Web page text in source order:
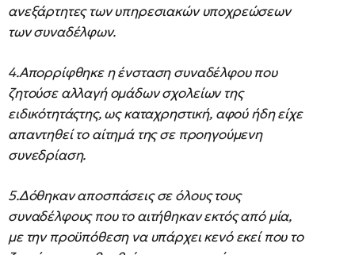
ανεξάρτητες των υπηρεσιακών υποχρεώσεων
των συναδέλφων.
4.Απορρίφθηκε η ένσταση συναδέλφου που
ζητούσε αλλαγή ομάδων σχολείων της
ειδικότητάςτης, ως καταχρηστική, αφού ήδη είχε
απαντηθεί το αίτημά της σε προηγούμενη
συνεδρίαση.
5.Δόθηκαν αποσπάσεις σε όλους τους
συναδέλφους που το αιτήθηκαν εκτός από μία,
με την προϋπόθεση να υπάρχει κενό εκεί που το